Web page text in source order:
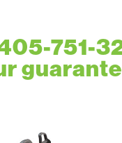
751-